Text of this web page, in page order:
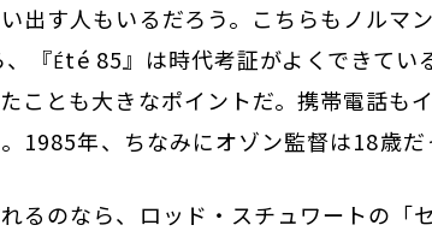
出す人もいるだろう。こちらもノルマ
『Été 85』は時代考証がよくできてい
ことも大きなポイントだ。携帯電話も
1985年、ちなみにオゾン監督は18歳だ
るのなら、ロッド・スチュワートの「